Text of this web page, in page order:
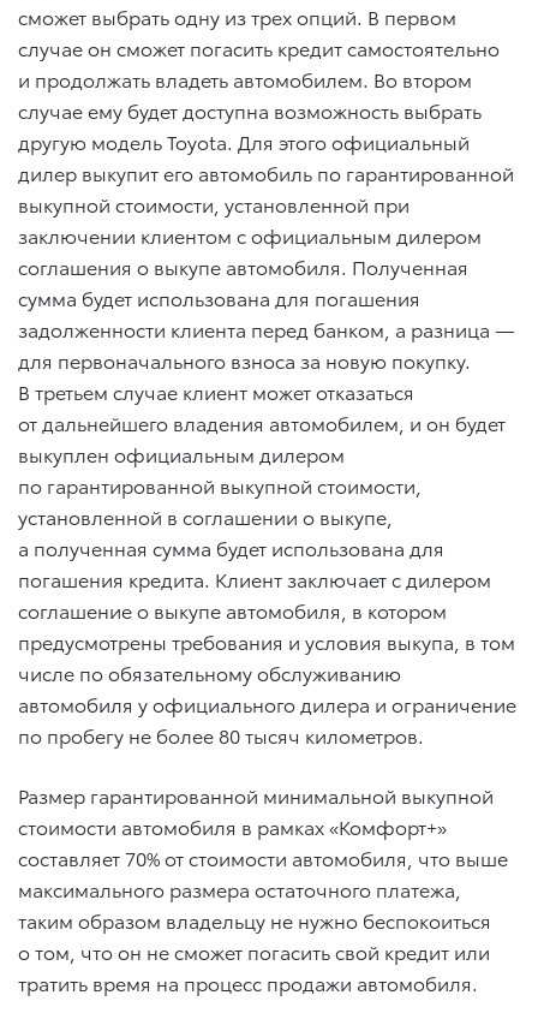
сможет выбрать одну из трех опций. В первом
случае он сможет погасить кредит самостоятельно
и продолжать владеть автомобилем. Во втором
случае ему будет доступна возможность выбрать
другую модель Toyota. Для этого официальный
дилер выкупит его автомобиль по гарантированной
выкупной стоимости, установленной при
заключении клиентом с официальным дилером
соглашения о выкупе автомобиля. Полученная
сумма будет использована для погашения
задолженности клиента перед банком, а разница —
для первоначального взноса за новую покупку.
В третьем случае клиент может отказаться
от дальнейшего владения автомобилем, и он будет
выкуплен официальным дилером
по гарантированной выкупной стоимости,
установленной в соглашении о выкупе,
а полученная сумма будет использована для
погашения кредита. Клиент заключает с дилером
соглашение о выкупе автомобиля, в котором
предусмотрены требования и условия выкупа, в том
числе по обязательному обслуживанию
автомобиля у официального дилера и ограничение
по пробегу не более 80 тысяч километров.
Размер гарантированной минимальной выкупной
стоимости автомобиля в рамках «Комфорт+»
составляет 70% от стоимости автомобиля, что выше
максимального размера остаточного платежа,
таким образом владельцу не нужно беспокоиться
о том, что он не сможет погасить свой кредит или
тратить время на процесс продажи автомобиля.